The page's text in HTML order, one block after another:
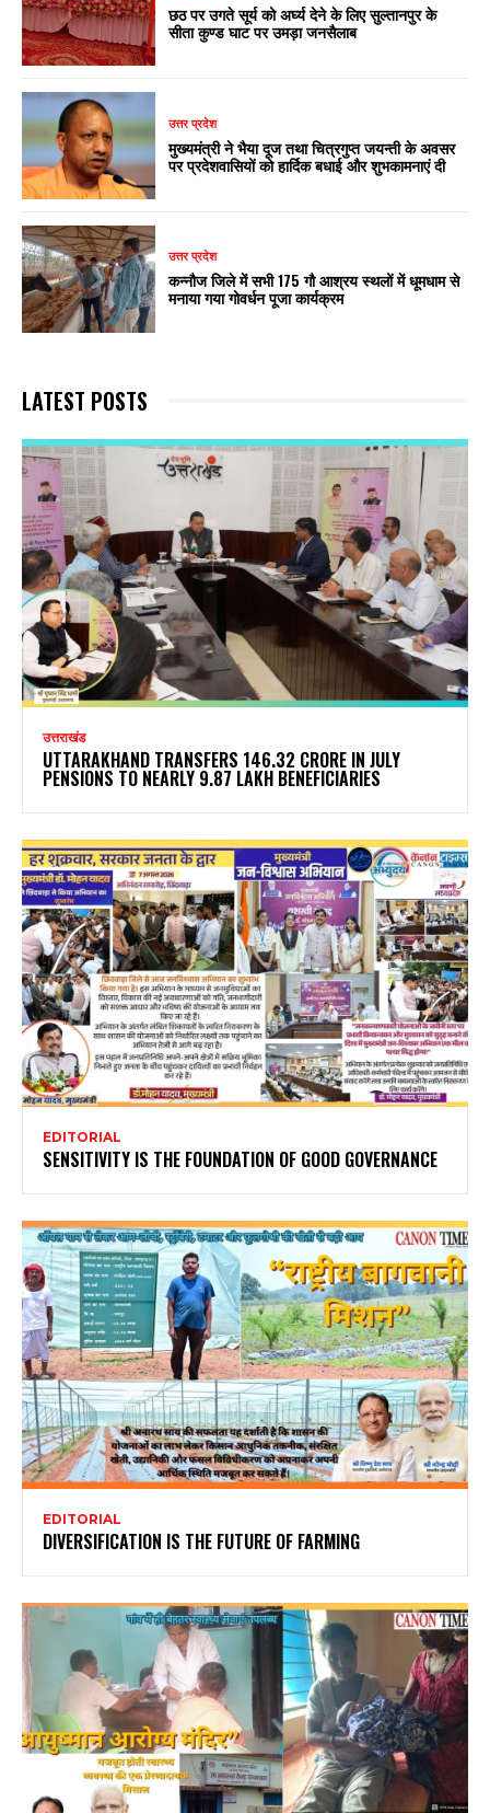
छठ पर उगते सूर्य को अर्घ्य देने के लिए सुल्तानपुर के
सीता कुण्ड घाट पर उमड़ा जनसैलाब
उत्तर प्रदेश
मुख्यमंत्री ने भैया दूज तथा चित्रगुप्त जयन्ती के अवसर
पर प्रदेशवासियों को हार्दिक बधाई और शुभकामनाएं दी
उत्तर प्रदेश
कन्नौज जिले में सभी 175 गौ आश्रय स्थलों में धूमधाम से
मनाया गया गोवर्धन पूजा कार्यक्रम
LATEST POSTS
उत्तराखंड
UTTARAKHAND TRANSFERS ₹146.32 CRORE IN JULY
PENSIONS TO NEARLY 9.87 LAKH BENEFICIARIES
EDITORIAL
SENSITIVITY IS THE FOUNDATION OF GOOD GOVERNANCE
EDITORIAL
DIVERSIFICATION IS THE FUTURE OF FARMING